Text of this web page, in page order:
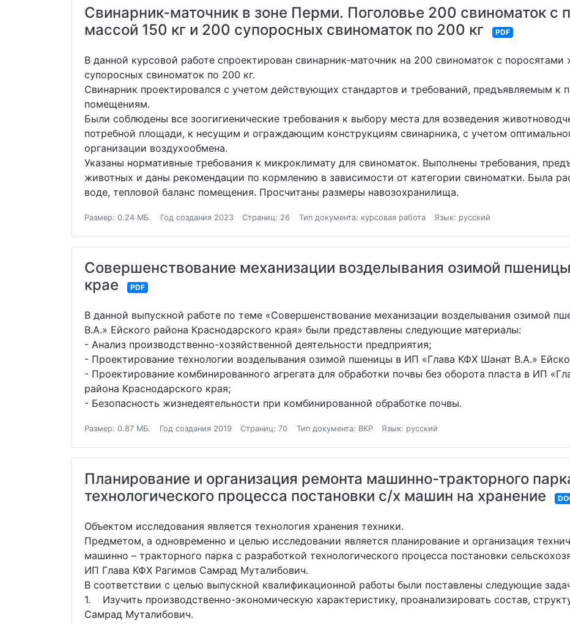
Свинарник-маточник в зоне Перми. Поголовье 200 свиноматок с
массой 150 кг и 200 супоросных свиноматок по 200 кг
PDF
В данной курсовой работе спроектирован свинарник-маточник на 200 свиноматок с
супоросных свиноматок по 200 кг.
Свинарник проектировался с учетом действующих стандартов и требований, предъявляемым к
помещениям.
Были соблюдены все зоогигиенические требования к выбору места для возведения
потребной площади, к несущим и ограждающим конструкциям свинарника, с учетом
организации воздухообмена.
Указаны нормативные требования к микроклимату для свиноматок. Выполнены требования,
животных и даны рекомендации по кормлению в зависимости от категории свиноматки. Была
воде, тепловой баланс помещения. Просчитаны размеры навозохранилища.
Размер: 0.24 МБ. Год создания 2023 Страниц: 26 Тип документа: курсовая работа Язык: русский
Совершенствование механизации возделывания озимой
крае
PDF
В данной выпускной работе по теме «Совершенствование механизации возделывания озимой
В.А.» Ейского района Краснодарского края» были представлены следующие материалы:
- Анализ производственно-хозяйственной деятельности предприятия;
- Проектирование технологии возделывания озимой пшеницы в ИП «Глава КФХ Шанат В.А.»
- Проектирование комбинированного агрегата для обработки почвы без оборота пласта в ИП
района Краснодарского края;
- Безопасность жизнедеятельности при комбинированной обработке почвы.
Размер: 0.87 МБ. Год создания 2019 Страниц: 70 Тип документа: ВКР Язык: русский
Планирование и организация ремонта машинно-тракторного
технологического процесса постановки с/х машин на хранение
Объектом исследования является технология хранения техники.
Предметом, а одновременно и целью исследовании является планирование и организация
машинно – тракторного парка с разработкой технологического процесса постановки
ИП Глава КФХ Рагимов Самрад Муталибович.
В соответствии с целью выпускной квалификационной работы были поставлены следующие
1. Изучить производственно-экономическую характеристику, проанализировать состав,
Самрад Муталибович.